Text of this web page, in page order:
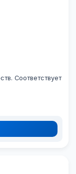
Соответствует